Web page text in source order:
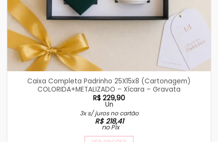
Caixa Completa Padrinho 25X15x8 (Cartonagem)
COLORIDA+METALIZADO – Xícara – Gravata
R$ 229,90
Un
3x s/ juros no cartão
R$218,41
no Pix